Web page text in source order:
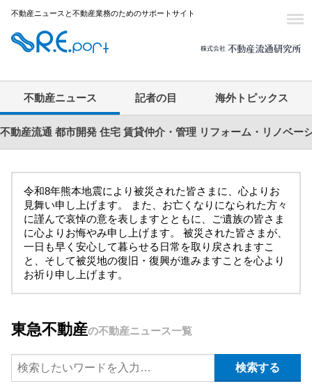
不動産ニュースと不動産業務のためのサポートサイト
不動産ニュース 記者の目 海外トピックス
不動産流通 都市開発 住宅 賃貸仲介・管理 リフォーム・リノベー
令和8年熊本地震により被災された皆さまに、心よりお
見舞い申し上げます。 また、お亡くなりになられた方々
に謹んで哀悼の意を表しますとともに、ご遺族の皆さま
に心よりお悔やみ申し上げます。 被災された皆さまが、
一日も早く安心して暮らせる日常を取り戻されますこ
と、そして被災地の復旧・復興が進みますことを心より
お祈り申し上げます。
東急不動産の不動産ニュース一覧